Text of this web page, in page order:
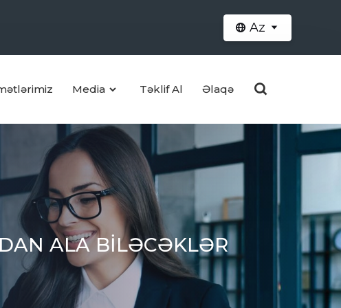
Az
Media Təklif Al Əlaqə
ALA BİLƏCƏKLƏR